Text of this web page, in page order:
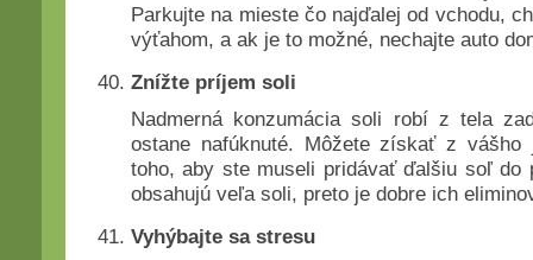
Parkujte na mieste čo najďalej od vchodu,
výťahom, a ak je to možné, nechajte auto
Znížte príjem soli
Nadmerná konzumácia soli robí z tela
ostane nafúknuté. Môžete získať z vášho
toho, aby ste museli pridávať ďalšiu soľ do
obsahujú veľa soli, preto je dobre ich
Vyhýbajte sa stresu